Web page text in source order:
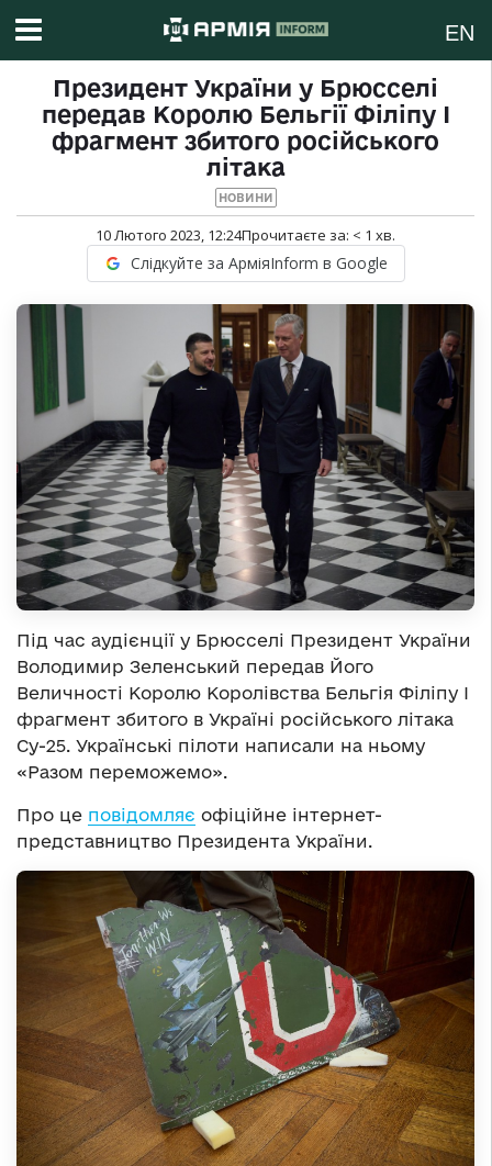
EN
Президент України у Брюсселі
передав Королю Бельгії Філіпу I
фрагмент збитого російського
літака
НОВИНИ
10 Лютого 2023, 12:24Прочитаєте за: < 1 хв.
Слідкуйте за АрміяInform в Google
Під час аудієнції у Брюсселі Президент України
Володимир Зеленський передав Його
Величності Королю Королівства Бельгія Філіпу I
фрагмент збитого в Україні російського літака
Су-25. Українські пілоти написали на ньому
«Разом переможемо».
Про це повідомляє офіційне інтернет-
представництво Президента України.